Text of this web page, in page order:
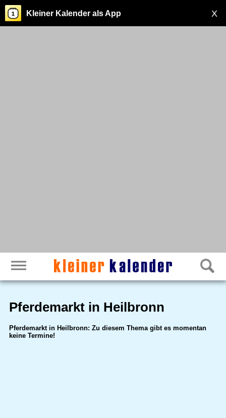
X
Kleiner Kalender als App
Pferdemarkt in Heilbronn
Pferdemarkt in Heilbronn: Zu diesem Thema gibt es momentan
keine Termine!